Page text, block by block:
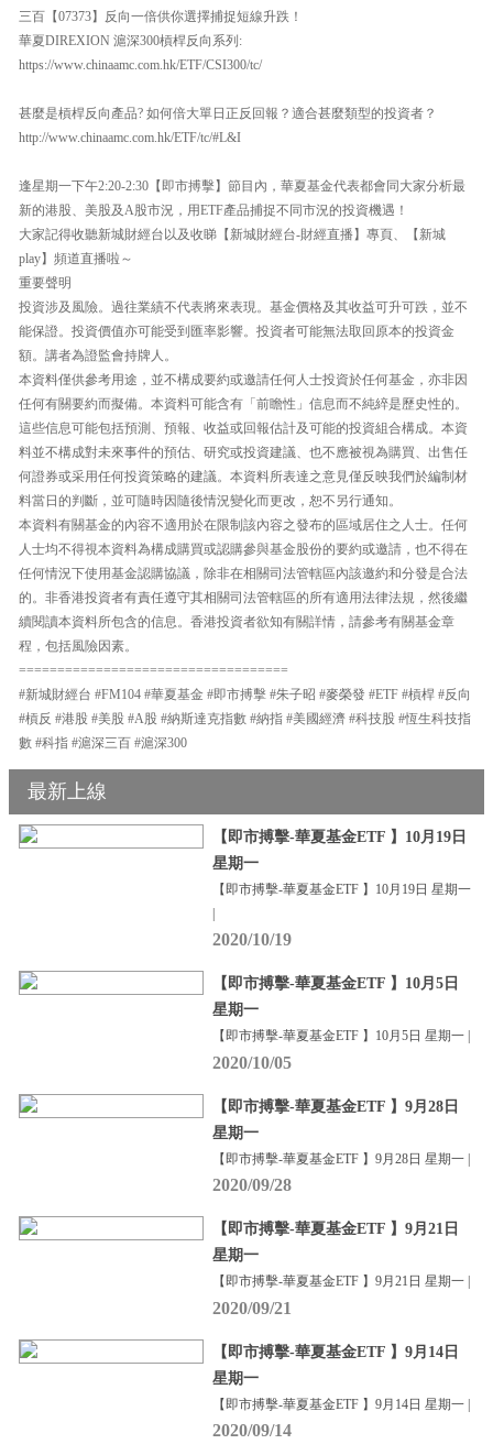
三百【07373】反向一倍供你選擇捕捉短線升跌！
華夏DIREXION 滬深300槓桿反向系列:
https://www.chinaamc.com.hk/ETF/CSI300/tc/
甚麼是槓桿反向產品? 如何倍大單日正反回報？適合甚麼類型的投資者？
http://www.chinaamc.com.hk/ETF/tc/#L&I
逢星期一下午2:20-2:30【即市搏擊】節目內，華夏基金代表都會同大家分析最
新的港股、美股及A股市況，用ETF產品捕捉不同市況的投資機遇！
大家記得收聽新城財經台以及收睇【新城財經台-財經直播】專頁、【新城
play】頻道直播啦～
重要聲明
投資涉及風險。過往業績不代表將來表現。基金價格及其收益可升可跌，並不
能保證。投資價值亦可能受到匯率影響。投資者可能無法取回原本的投資金
額。講者為證監會持牌人。
本資料僅供參考用途，並不構成要約或邀請任何人士投資於任何基金，亦非因
任何有關要約而擬備。本資料可能含有「前瞻性」信息而不純綷是歷史性的。
這些信息可能包括預測、預報、收益或回報估計及可能的投資組合構成。本資
料並不構成對未來事件的預估、研究或投資建議、也不應被視為購買、出售任
何證券或采用任何投資策略的建議。本資料所表達之意見僅反映我們於編制材
料當日的判斷，並可隨時因隨後情況變化而更改，恕不另行通知。
本資料有關基金的內容不適用於在限制該內容之發布的區域居住之人士。任何
人士均不得視本資料為構成購買或認購參與基金股份的要約或邀請，也不得在
任何情況下使用基金認購協議，除非在相關司法管轄區內該邀約和分發是合法
的。非香港投資者有責任遵守其相關司法管轄區的所有適用法律法規，然後繼
續閱讀本資料所包含的信息。香港投資者欲知有關詳情，請參考有關基金章
程，包括風險因素。
===================================
#新城財經台 #FM104 #華夏基金 #即市搏擊 #朱子昭 #麥榮發 #ETF #槓桿 #反向
#槓反 #港股 #美股 #A股 #納斯達克指數 #納指 #美國經濟 #科技股 #恆生科技指
數 #科指 #滬深三百 #滬深300
最新上線
【即市搏擊-華夏基金ETF 】10月19日
星期一
【即市搏擊-華夏基金ETF 】10月19日 星期一
|
2020/10/19
【即市搏擊-華夏基金ETF 】10月5日
星期一
【即市搏擊-華夏基金ETF 】10月5日 星期一 |
2020/10/05
【即市搏擊-華夏基金ETF 】9月28日
星期一
【即市搏擊-華夏基金ETF 】9月28日 星期一 |
2020/09/28
【即市搏擊-華夏基金ETF 】9月21日
星期一
【即市搏擊-華夏基金ETF 】9月21日 星期一 |
2020/09/21
【即市搏擊-華夏基金ETF 】9月14日
星期一
【即市搏擊-華夏基金ETF 】9月14日 星期一 |
2020/09/14